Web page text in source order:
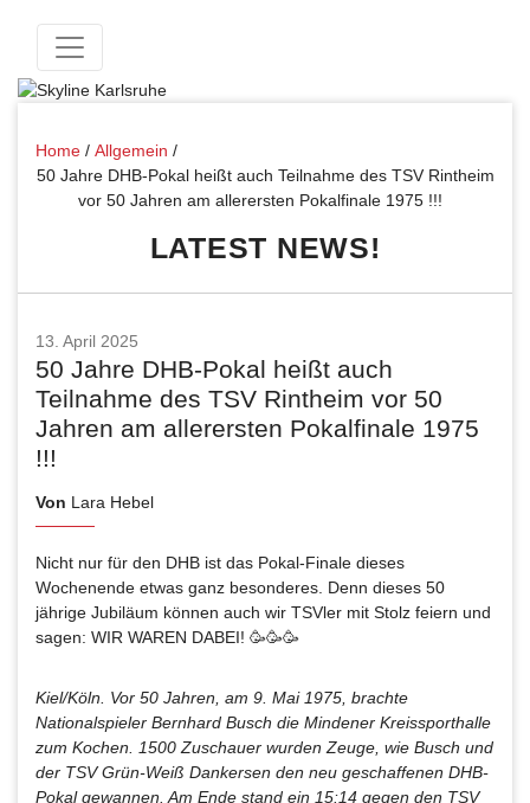
Home / Allgemein /
50 Jahre DHB-Pokal heißt auch Teilnahme des TSV Rintheim
vor 50 Jahren am allerersten Pokalfinale 1975 !!!
LATEST NEWS!
13. April 2025
50 Jahre DHB-Pokal heißt auch
Teilnahme des TSV Rintheim vor 50
Jahren am allerersten Pokalfinale 1975
!!!
Von Lara Hebel
Nicht nur für den DHB ist das Pokal-Finale dieses
Wochenende etwas ganz besonderes. Denn dieses 50
jährige Jubiläum können auch wir TSVler mit Stolz feiern und
sagen: WIR WAREN DABEI! 🥳🥳🥳
Kiel/Köln. Vor 50 Jahren, am 9. Mai 1975, brachte
Nationalspieler Bernhard Busch die Mindener Kreissporthalle
zum Kochen. 1500 Zuschauer wurden Zeuge, wie Busch und
der TSVGrün-Weiß Dankersen den neu geschaffenen DHB-
Pokalgewannen. Am Ende stand ein 15:14 gegen den TSV